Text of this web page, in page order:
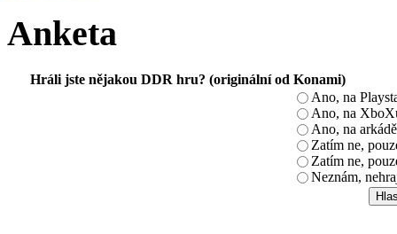
Anketa
Hráli jste nějakou DDR hru? (originální od Konami)
Ano, na
Ano, na
Ano, na arkádě
Zatím ne,
Zatím ne,
Neznám,